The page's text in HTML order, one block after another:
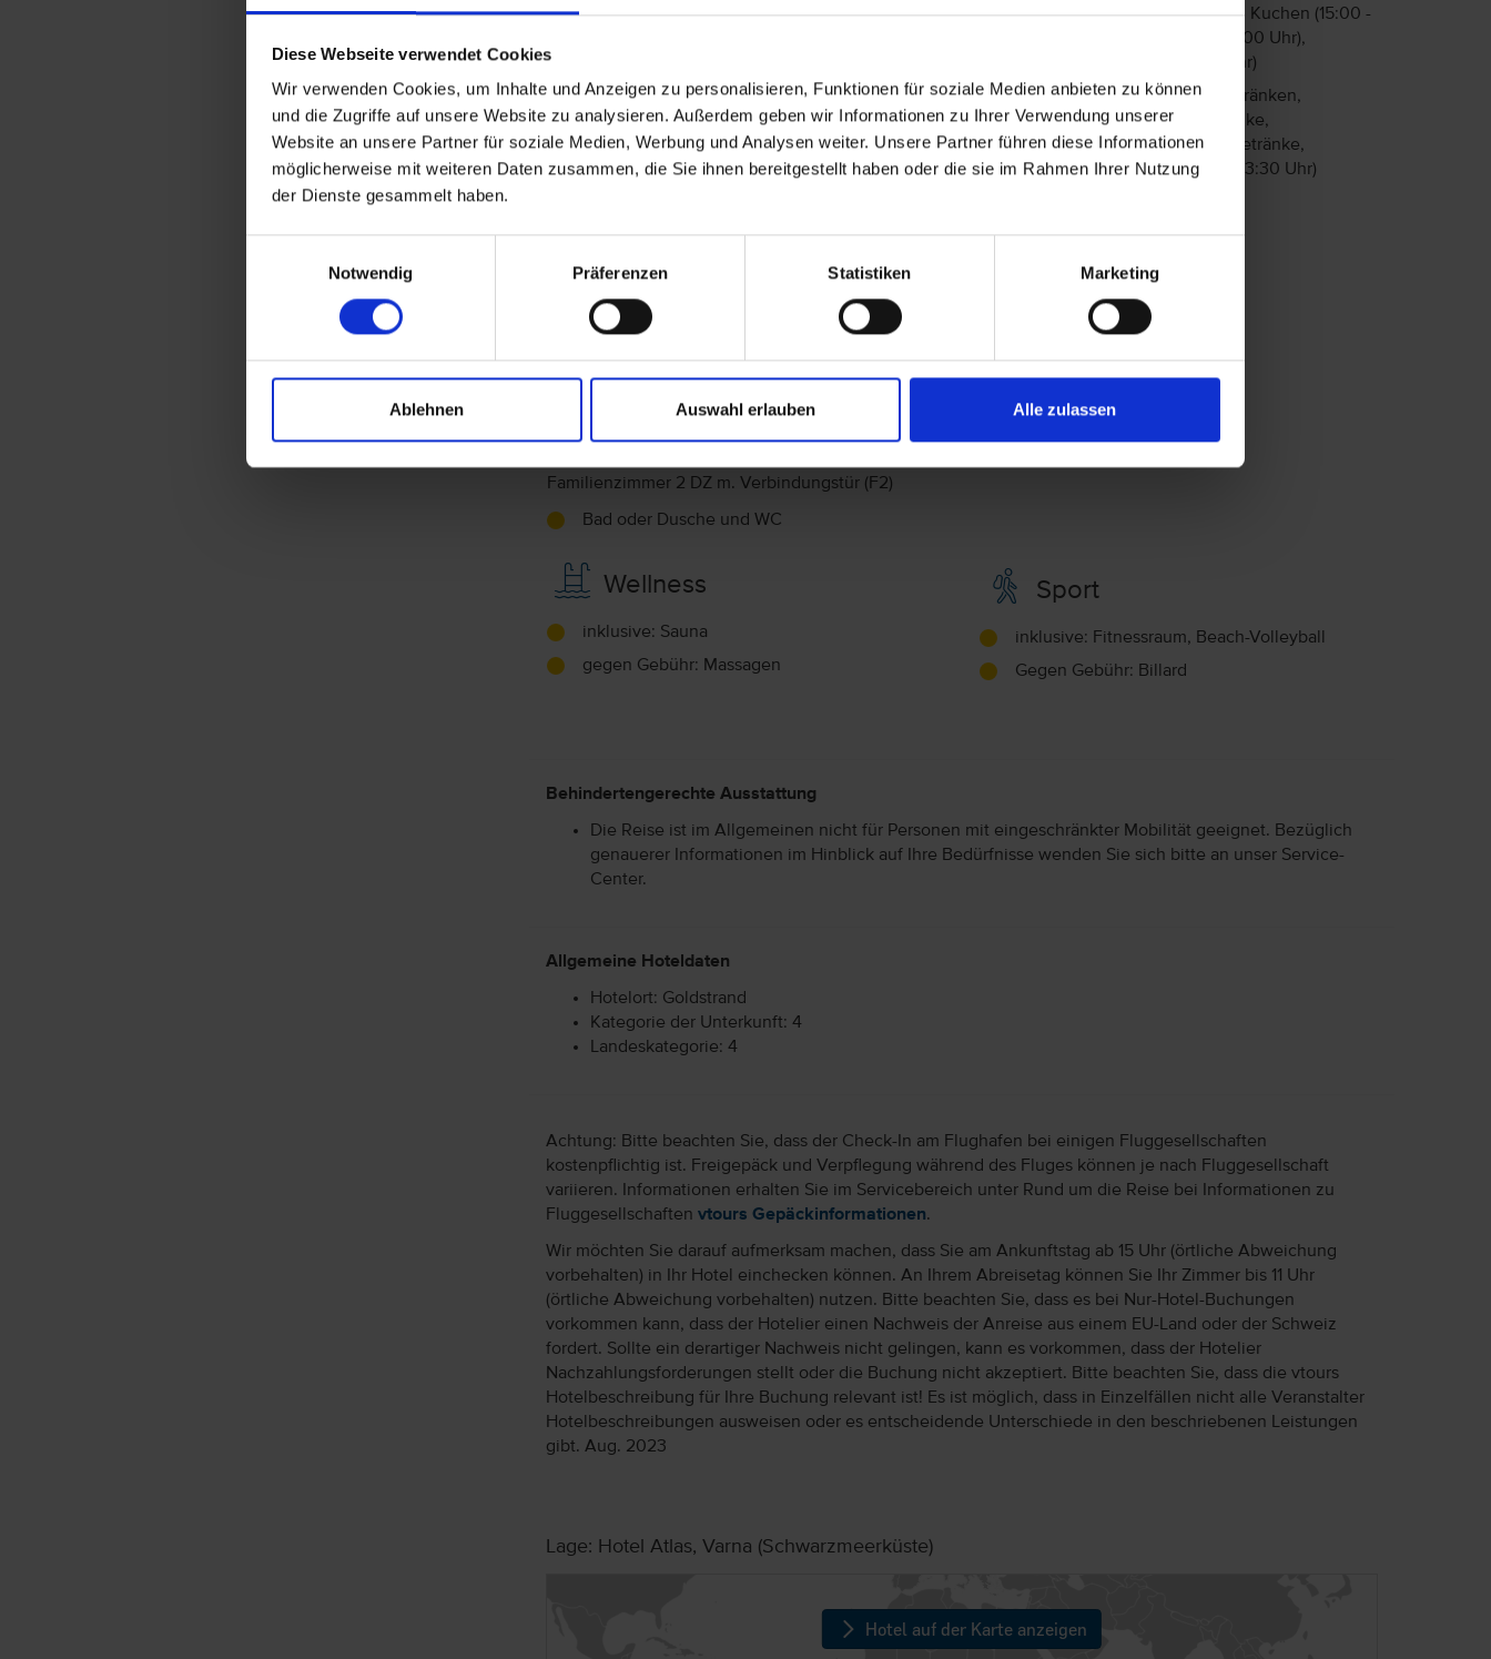
Diese Webseite verwendet Cookies
Wir verwenden Cookies, um Inhalte und Anzeigen zu personalisieren, Funktionen für soziale Medien anbieten zu können
und die Zugriffe auf unsere Website zu analysieren. Außerdem geben wir Informationen zu Ihrer Verwendung unserer
Website an unsere Partner für soziale Medien, Werbung und Analysen weiter. Unsere Partner führen diese Informationen
möglicherweise mit weiteren Daten zusammen, die Sie ihnen bereitgestellt haben oder die sie im Rahmen Ihrer Nutzung
der Dienste gesammelt haben.
Notwendig
Präferenzen Statistiken Marketing
Ablehnen Auswahl erlauben Alle zulassen
Gebühr), WLAN im Zimmer (Gegen Gebühr),
Balkon, Badewanne und Duschkabine
Teppichboden
Telefon, Haartrockner, Zimmersafe (Gegen
Single mit Kind (SK)
Bad oder Dusche und WC
Studio (Wohn-/Schlafraum) (ST)
Bad oder Dusche und WC
Bad oder Dusche und WC
Familienzimmer 2 DZ m. Verbindungstür (F2)
Bad oder Dusche und WC
(12:30 - 14:30 Uhr), Kaffee und Kuchen (15:00 -
18:00 Uhr), Snacks (10:00 - 17:00 Uhr),
Abendessen (18:00 - 19:00 Uhr)
Auswahl an alkoholfreien Getränken,
nationale alkoholische Getränke,
internationale alkoholische Getränke,
Getränke an der Bar (10:30 - 23:30 Uhr)
Wellness
inklusive: Sauna
gegen Gebühr: Massagen
Sport
inklusive: Fitnessraum, Beach-Volleyball
Gegen Gebühr: Billard
Behindertengerechte Ausstattung
Die Reise ist im Allgemeinen nicht für Personen mit eingeschränkter Mobilität geeignet. Bezüglich
genauerer Informationen im Hinblick auf Ihre Bedürfnisse wenden Sie sich bitte an unser Service-
Center.
Allgemeine Hoteldaten
Hotelort: Goldstrand
Kategorie der Unterkunft: 4
Landeskategorie: 4
Achtung: Bitte beachten Sie, dass der Check-In am Flughafen bei einigen Fluggesellschaften
kostenpflichtig ist. Freigepäck und Verpflegung während des Fluges können je nach Fluggesellschaft
variieren. Informationen erhalten Sie im Servicebereich unter Rund um die Reise bei Informationen zu
Fluggesellschaften vtours Gepäckinformationen.
Wir möchten Sie darauf aufmerksam machen, dass Sie am Ankunftstag ab 15 Uhr (örtliche Abweichung
vorbehalten) in Ihr Hotel einchecken können. An Ihrem Abreisetag können Sie Ihr Zimmer bis 11 Uhr
(örtliche Abweichung vorbehalten) nutzen. Bitte beachten Sie, dass es bei Nur-Hotel-Buchungen
vorkommen kann, dass der Hotelier einen Nachweis der Anreise aus einem EU-Land oder der Schweiz
fordert. Sollte ein derartiger Nachweis nicht gelingen, kann es vorkommen, dass der Hotelier
Nachzahlungsforderungen stellt oder die Buchung nicht akzeptiert. Bitte beachten Sie, dass die vtours
Hotelbeschreibung für Ihre Buchung relevant ist! Es ist möglich, dass in Einzelfällen nicht alle Veranstalter
Hotelbeschreibungen ausweisen oder es entscheidende Unterschiede in den beschriebenen Leistungen
gibt. Aug. 2023
Lage: Hotel Atlas, Varna (Schwarzmeerküste)
Hotel auf der Karte anzeigen